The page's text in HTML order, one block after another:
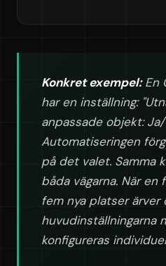
Konkret exempel:En
har en inställning:
anpassade objekt: Ja/
Automatiseringen
på det valet. Samma
båda vägarna. När en
fem nya platser ärver
huvudinställningarna
konfigureras